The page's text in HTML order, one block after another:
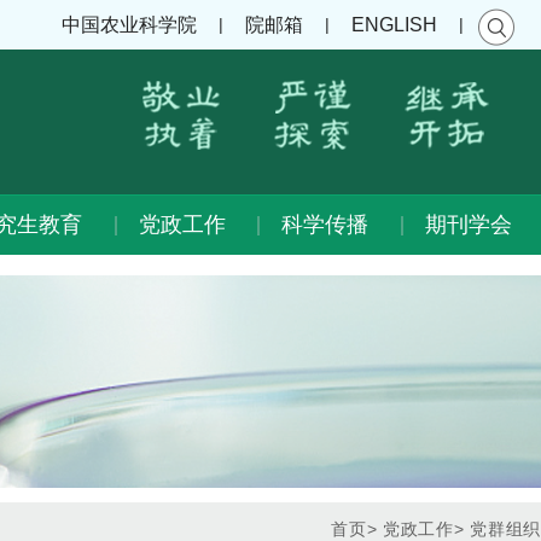
中国农业科学院 | 院邮箱 | ENGLISH |
生教育 党政工作 科学传播 期刊学会
首页> 党政工作> 党群组织